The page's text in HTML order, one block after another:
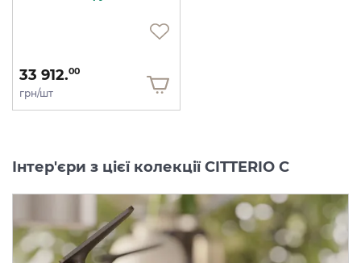
33 912.00
грн/шт
Інтер'єри з цієї колекції CITTERIO C